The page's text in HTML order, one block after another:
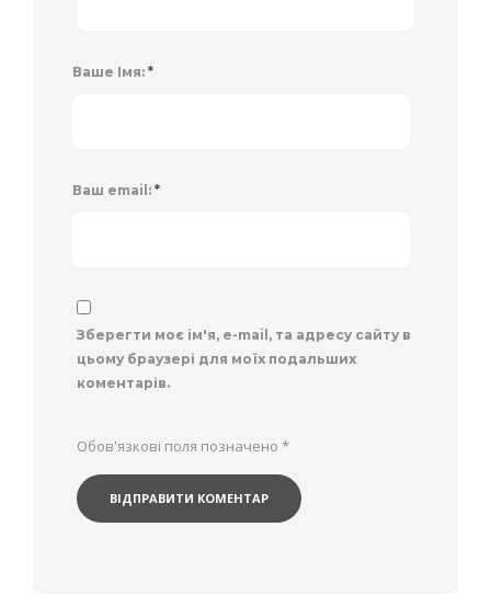
Ваше Імя: *
Ваш email: *
Зберегти моє ім'я, e-mail, та адресу сайту в
цьому браузері для моїх подальших
коментарів.
Обов'язкові поля позначено *